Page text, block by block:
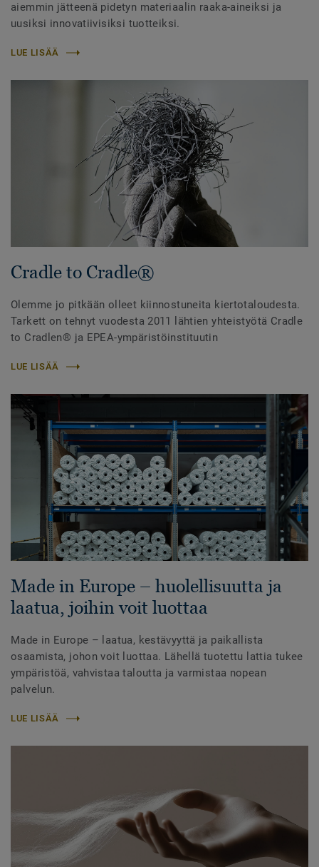
aiemmin jätteenä pidetyn materiaalin raaka-aineiksi ja
uusiksi innovatiivisiksi tuotteiksi.
LUE LISÄÄ
Cradle to Cradle®
Olemme jo pitkään olleet kiinnostuneita kiertotaloudesta.
Tarkett on tehnyt vuodesta 2011 lähtien yhteistyötä Cradle
to Cradlen® ja EPEA-ympäristöinstituutin
LUE LISÄÄ
Made in Europe – huolellisuutta ja
laatua, joihin voit luottaa
Made in Europe – laatua, kestävyyttä ja paikallista
osaamista, johon voit luottaa. Lähellä tuotettu lattia tukee
ympäristöä, vahvistaa taloutta ja varmistaa nopean
palvelun.
LUE LISÄÄ